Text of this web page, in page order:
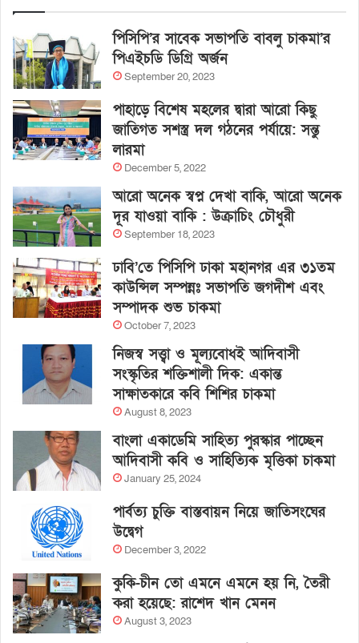
পিসিপি’র সাবেক সভাপতি বাবলু চাকমা’র
পিএইচডি ডিগ্রি অর্জন
September 20, 2023
পাহাড়ে বিশেষ মহলের দ্বারা আরো কিছু
জাতিগত সশস্ত্র দল গঠনের পর্যায়ে: সন্তু
লারমা
December 5, 2022
আরো অনেক স্বপ্ন দেখা বাকি, আরো অনেক
দূর যাওয়া বাকি : উক্রাচিং চৌধুরী
September 18, 2023
ঢাবি’তে পিসিপি ঢাকা মহানগর এর ৩১তম
কাউন্সিল সম্পন্নঃ সভাপতি জগদীশ এবং
সম্পাদক শুভ চাকমা
October 7, 2023
নিজস্ব সত্ত্বা ও মূল্যবোধই আদিবাসী
সংস্কৃতির শক্তিশালী দিক: একান্ত
সাক্ষাতকারে কবি শিশির চাকমা
August 8, 2023
বাংলা একাডেমি সাহিত্য পুরস্কার পাচ্ছেন
আদিবাসী কবি ও সাহিত্যিক মৃত্তিকা চাকমা
January 25, 2024
পার্বত্য চুক্তি বাস্তবায়ন নিয়ে জাতিসংঘের
উদ্বেগ
December 3, 2022
কুকি-চীন তো এমনে এমনে হয় নি, তৈরী
করা হয়েছে: রাশেদ খান মেনন
August 3, 2023